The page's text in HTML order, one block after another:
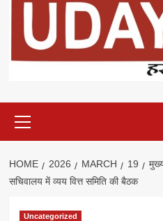
Menu
HOME 2026 MARCH 19
सचिवालय में व्यय वित्त समिति की बैठक
Uncategorized